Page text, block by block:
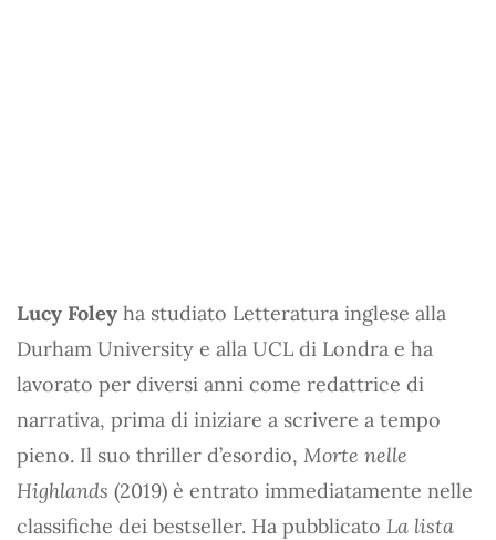
Lucy Foley ha studiato Letteratura inglese alla
Durham University e alla UCL di Londra e ha
lavorato per diversi anni come redattrice di
narrativa, prima di iniziare a scrivere a tempo
pieno. Il suo thriller d’esordio, Morte nelle
Highlands (2019) è entrato immediatamente nelle
classifiche dei bestseller. Ha pubblicato La lista